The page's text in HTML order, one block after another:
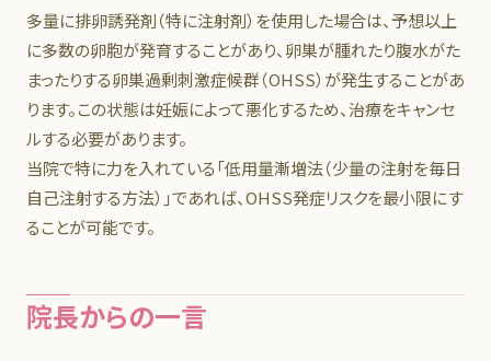
多量に排卵誘発剤（特に注射剤）を使用した場合は、予想以上
に多数の卵胞が発育することがあり、卵巣が腫れたり腹水がた
まったりする卵巣過剰刺激症候群（OHSS）が発生することがあ
ります。この状態は妊娠によって悪化するため、治療をキャンセ
ルする必要があります。
当院で特に力を入れている「低用量漸増法（少量の注射を毎日
自己注射する方法）」であれば、OHSS発症リスクを最小限にす
ることが可能です。
院長からの一言